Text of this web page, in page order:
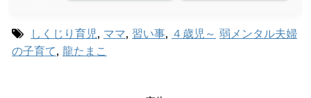
しくじり育児, ママ, 習い事, ４歳児～ 弱メンタル夫婦
の子育て, 龍たまこ